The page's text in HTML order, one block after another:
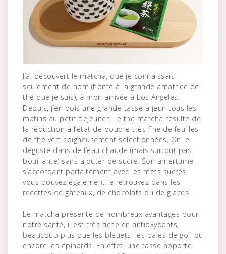
J’ai découvert le matcha, que je connaissais
seulement de nom (honte à la grande amatrice de
thé que je suis), à mon arrivée à Los Angeles.
Depuis, j’en bois une grande tasse à jeun tous les
matins au petit déjeuner. Le thé matcha résulte de
la réduction à l’état de poudre très fine de feuilles
de thé vert soigneusement sélectionnées. On le
déguste dans de l’eau chaude (mais surtout pas
bouillante) sans ajouter de sucre. Son amertume
s’accordant parfaitement avec les mets sucrés,
vous pouvez également le retrouvez dans les
recettes de gâteaux, de chocolats ou de glaces.
Le matcha présente de nombreux avantages pour
notre santé, il est très riche en antioxydants,
beaucoup plus que les bleuets, les baies de goji ou
encore les épinards. En effet, une tasse apporte